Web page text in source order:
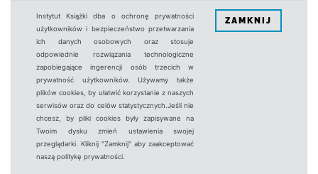
Instytut Książki dba o ochronę prywatności
użytkowników i bezpieczeństwo przetwarzania
ich danych osobowych oraz stosuje
odpowiednie rozwiązania technologiczne
zapobiegające ingerencji osób trzecich w
prywatność użytkowników. Używamy także
plików cookies, by ułatwić korzystanie z naszych
serwisów oraz do celów statystycznych.Jeśli nie
chcesz, by pliki cookies były zapisywane na
Twoim dysku zmień ustawienia swojej
przeglądarki. Kliknij "Zamknij" aby zaakceptować
naszą politykę prywatności.
ZAMKNIJ